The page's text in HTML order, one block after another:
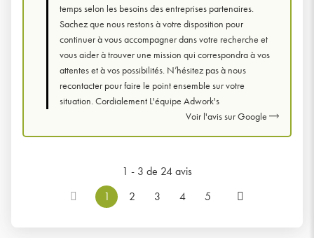
temps selon les besoins des entreprises partenaires.
Sachez que nous restons à votre disposition pour
continuer à vous accompagner dans votre recherche et
vous aider à trouver une mission qui correspondra à vos
attentes et à vos possibilités. N’hésitez pas à nous
recontacter pour faire le point ensemble sur votre
situation. Cordialement L'équipe Adwork's
Voir l'avis sur Google
1 - 3 de 24 avis
1
2 3 4 5